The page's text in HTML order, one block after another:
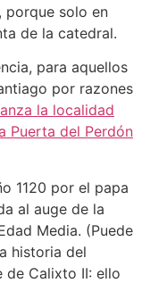
porque solo en
de la catedral.
para aquellos
por razones
la localidad
Puerta del Perdón
1120 por el papa
al auge de la
Media. (Puede
historia del
de Calixto II: ello